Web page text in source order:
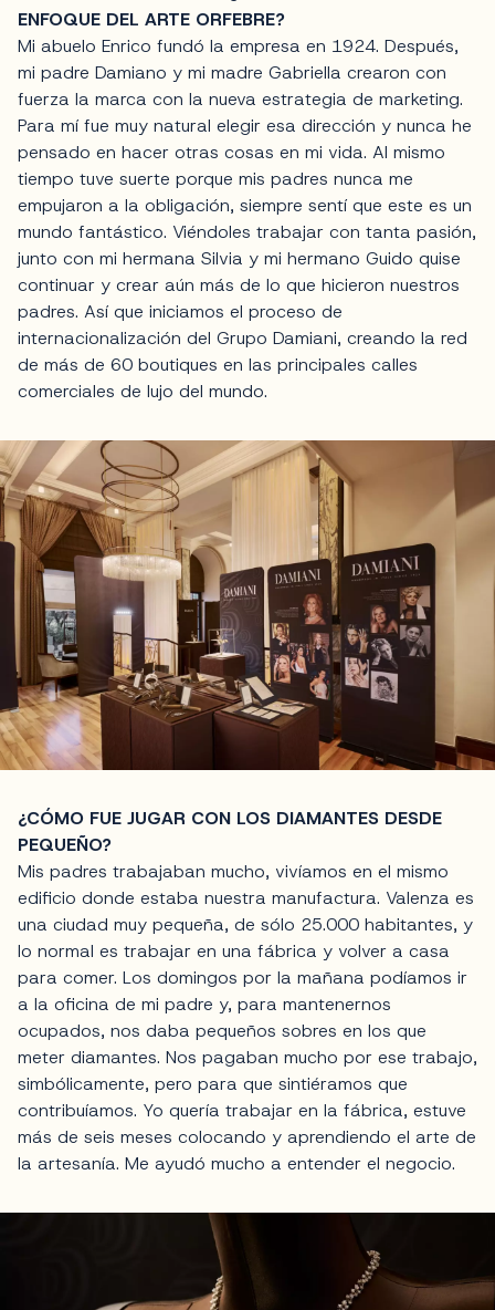
ENFOQUE DEL ARTE ORFEBRE?
Mi abuelo Enrico fundó la empresa en 1924. Después,
mi padre Damiano y mi madre Gabriella crearon con
fuerza la marca con la nueva estrategia de marketing.
Para mí fue muy natural elegir esa dirección y nunca he
pensado en hacer otras cosas en mi vida. Al mismo
tiempo tuve suerte porque mis padres nunca me
empujaron a la obligación, siempre sentí que este es un
mundo fantástico. Viéndoles trabajar con tanta pasión,
junto con mi hermana Silvia y mi hermano Guido quise
continuar y crear aún más de lo que hicieron nuestros
padres. Así que iniciamos el proceso de
internacionalización del Grupo Damiani, creando la red
de más de 60 boutiques en las principales calles
comerciales de lujo del mundo.
¿CÓMO FUE JUGAR CON LOS DIAMANTES DESDE
PEQUEÑO?
Mis padres trabajaban mucho, vivíamos en el mismo
edificio donde estaba nuestra manufactura. Valenza es
una ciudad muy pequeña, de sólo 25.000 habitantes, y
lo normal es trabajar en una fábrica y volver a casa
para comer. Los domingos por la mañana podíamos ir
a la oficina de mi padre y, para mantenernos
ocupados, nos daba pequeños sobres en los que
meter diamantes. Nos pagaban mucho por ese trabajo,
simbólicamente, pero para que sintiéramos que
contribuíamos. Yo quería trabajar en la fábrica, estuve
más de seis meses colocando y aprendiendo el arte de
la artesanía. Me ayudó mucho a entender el negocio.